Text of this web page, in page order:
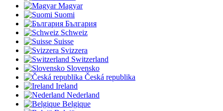
Magyar
Suomi
България
Schweiz
Suisse
Svizzera
Switzerland
Slovensko
Česká republika
Ireland
Nederland
Belgique